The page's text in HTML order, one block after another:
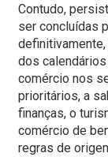
Contudo,
ser concluídas
dos
comércio nos
prioritários, a
finanças, o
comércio de
regras de